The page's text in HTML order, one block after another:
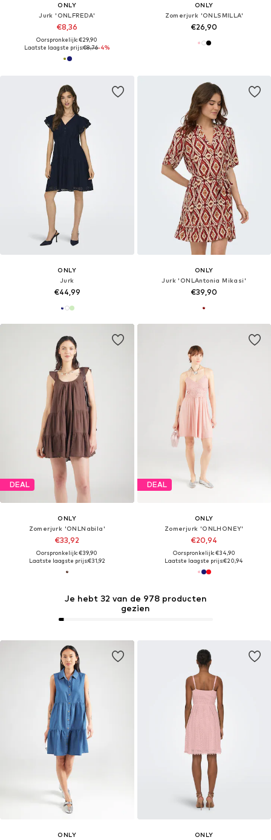
ONLY
Jurk 'ONLFREDA'
€8,36
Oorspronkelijk: €29,90
Laatste laagste prijs:€8,76-4%
ONLY
Zomerjurk 'ONLSMILLA'
€26,90
ONLY
Jurk
€44,99
ONLY
Jurk 'ONLAntonia Mikasi'
€39,90
DEAL
ONLY
Zomerjurk 'ONLNabila'
€33,92
Oorspronkelijk: €39,90
Laatste laagste prijs:€31,92
DEAL
ONLY
Zomerjurk 'ONLHONEY'
€20,94
Oorspronkelijk: €34,90
Laatste laagste prijs:€20,94
ONLY
Je hebt 32 van de 978 producten
gezien
ONLY